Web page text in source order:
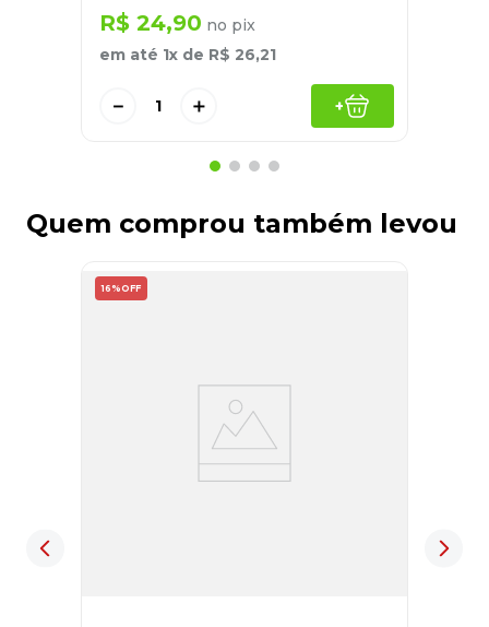
R$ 24,90 no pix
em até 1x de R$ 26,21
＋
－ +
Quem comprou também levou
16% OFF